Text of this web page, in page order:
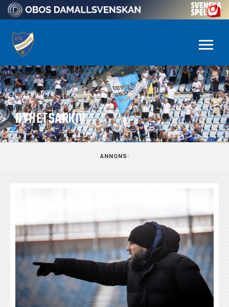
NYHETSARKIV
ANNONS: